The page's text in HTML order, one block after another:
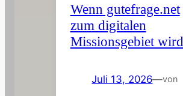
Wenn gutefrage.net
zum digitalen
Missionsgebiet wird
Juli 13, 2026—von